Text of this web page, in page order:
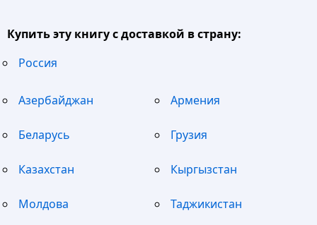
Купить эту книгу с доставкой в страну:
Россия
Азербайджан Армения
Беларусь Грузия
Казахстан Кыргызстан
Молдова Таджикистан